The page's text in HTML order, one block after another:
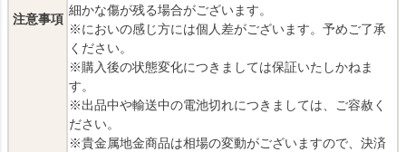
注意事項
細かな傷が残る場合がございます。
※においの感じ方には個人差がございます。予めご了承
ください。
※購入後の状態変化につきましては保証いたしかねま
す。
※出品中や輸送中の電池切れにつきましては、ご容赦く
ださい。
※貴金属地金商品は相場の変動がございますので、決済